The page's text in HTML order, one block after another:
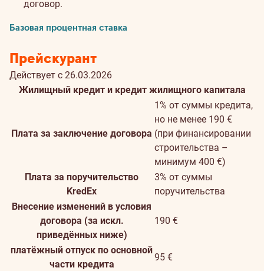
договор.
Базовая процентная ставка
Прейскурант
Действует с 26.03.2026
Жилищный кредит и кредит жилищного капитала
Плата за заключение договора
1% от суммы кредита,
но не менее 190 €
(при финансировании
строительства –
минимум 400 €)
Плата за поручительство
KredEx
3% от суммы
поручительства
Внесение изменений в условия
договора (за искл.
приведённых ниже)
190 €
платёжный отпуск по основной
части кредита
95 €